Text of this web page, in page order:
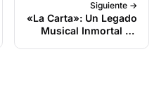
Siguiente →
«La Carta»: Un Legado
Musical Inmortal de